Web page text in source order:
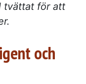
tvättat för att
och